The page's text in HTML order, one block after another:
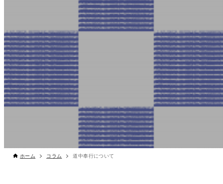
ホーム コラム 道中奉行について